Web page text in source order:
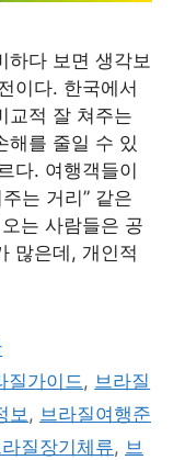
하다 보면 생각보
이다. 한국에서
교적 잘 쳐주는
해를 줄일 수 있
다. 여행객들이
는 거리” 같은
는 사람들은 공
많은데, 개인적
질가이드, 브라질
보, 브라질여행준
질장기체류, 브